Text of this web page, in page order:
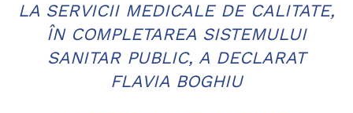
LA SERVICII MEDICALE DE CALITATE,
ÎN COMPLETAREA SISTEMULUI
SANITAR PUBLIC, A DECLARAT
FLAVIA BOGHIU